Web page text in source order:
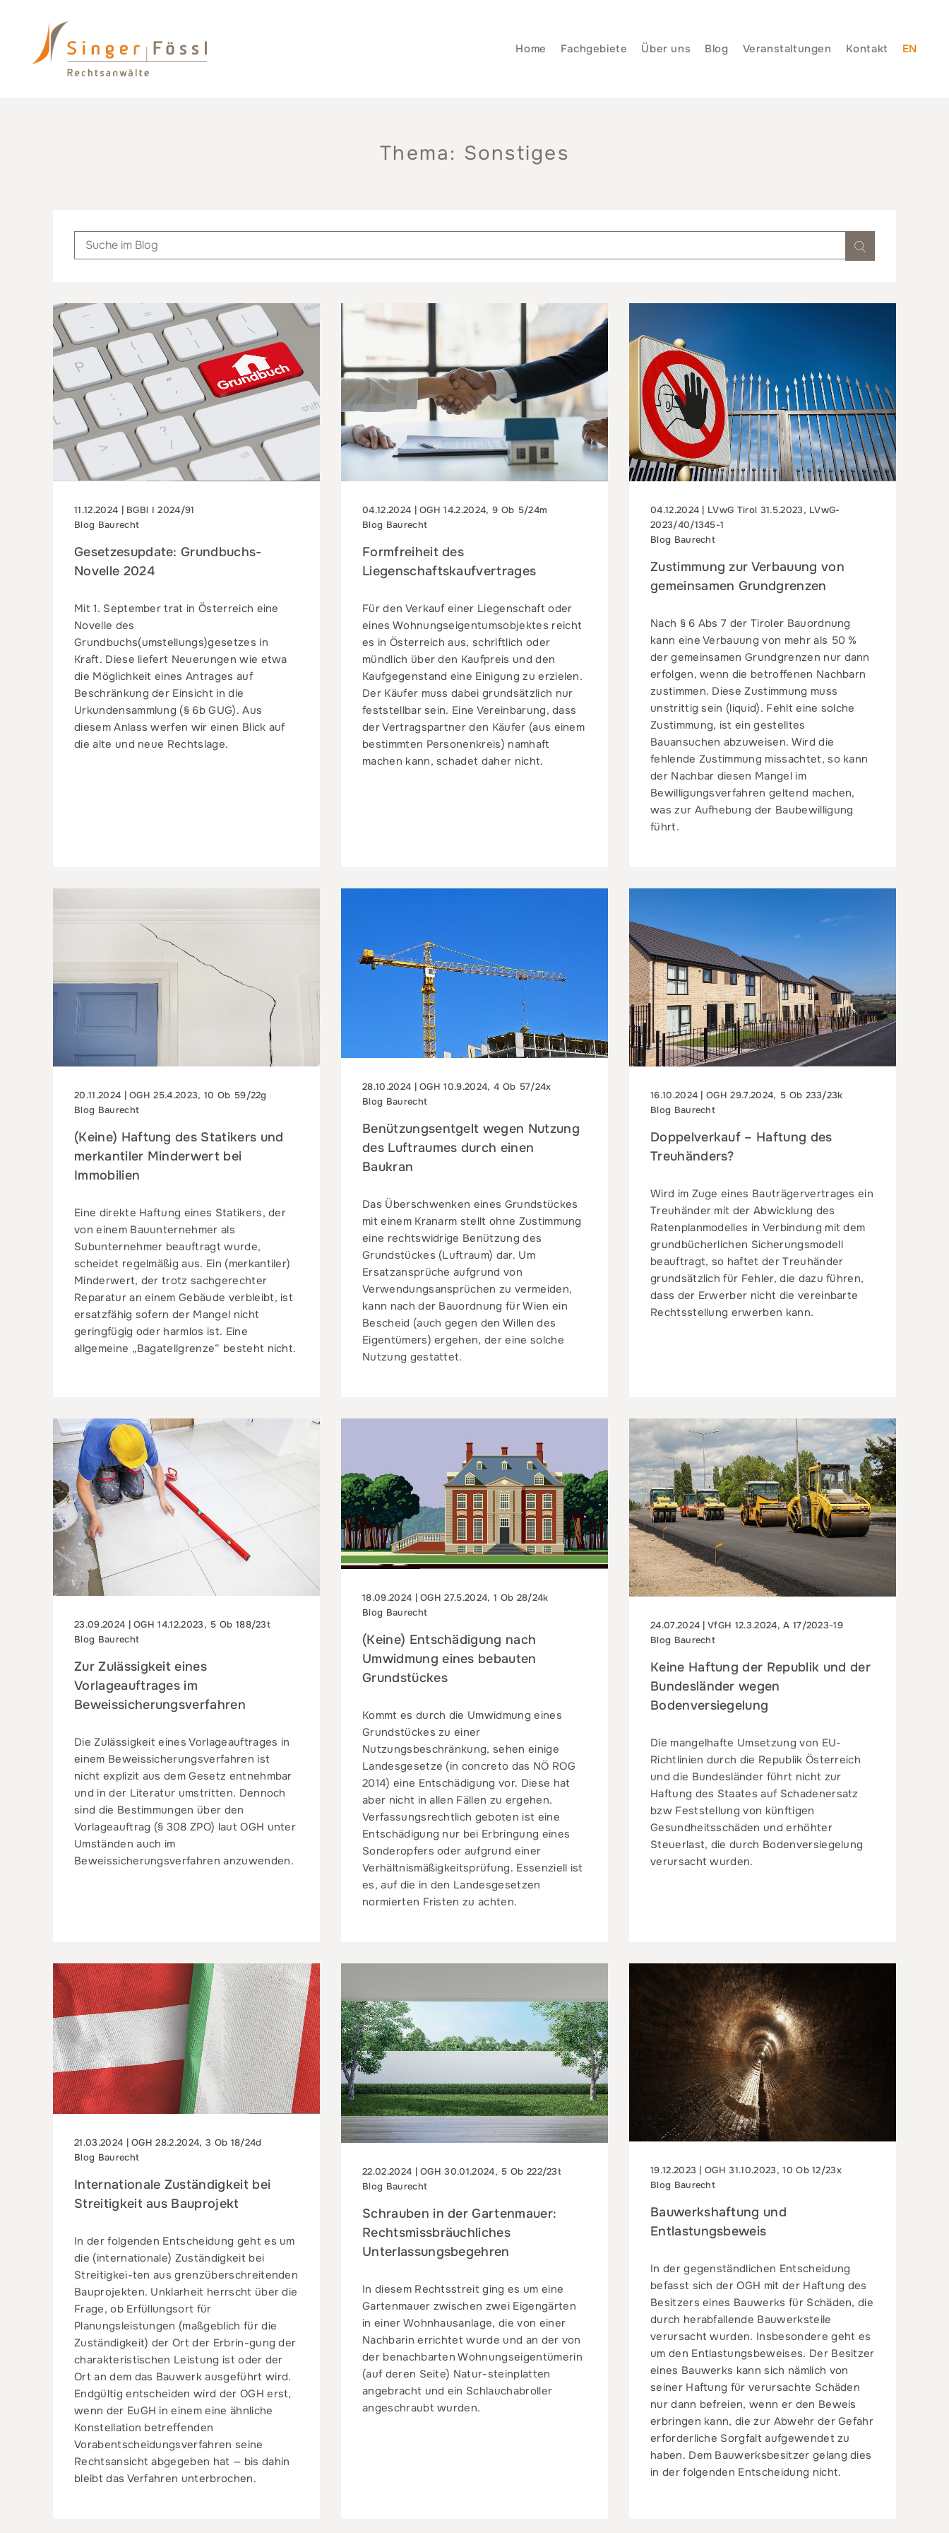
Home Fachgebiete Über uns Blog Veranstaltungen Kontakt EN
Thema: Sonstiges
11.12.2024 | BGBl I 2024/91
Blog Baurecht
Gesetzesupdate: Grundbuchs-
Novelle 2024
Mit 1. September trat in Österreich eine
Novelle des
Grundbuchs(umstellungs)gesetzes in
Kraft. Diese liefert Neuerungen wie etwa
die Möglichkeit eines Antrages auf
Beschränkung der Einsicht in die
Urkundensammlung (§ 6b GUG). Aus
diesem Anlass werfen wir einen Blick auf
die alte und neue Rechtslage.
04.12.2024 | OGH 14.2.2024, 9 Ob 5/24m
Blog Baurecht
Formfreiheit des
Liegenschaftskaufvertrages
Für den Verkauf einer Liegenschaft oder
eines Wohnungseigentumsobjektes reicht
es in Österreich aus, schriftlich oder
mündlich über den Kaufpreis und den
Kaufgegenstand eine Einigung zu erzielen.
Der Käufer muss dabei grundsätzlich nur
feststellbar sein. Eine Vereinbarung, dass
der Vertragspartner den Käufer (aus einem
bestimmten Personenkreis) namhaft
machen kann, schadet daher nicht.
04.12.2024 | LVwG Tirol 31.5.2023, LVwG-
2023/40/1345-1
Blog Baurecht
Zustimmung zur Verbauung von
gemeinsamen Grundgrenzen
Nach § 6 Abs 7 der Tiroler Bauordnung
kann eine Verbauung von mehr als 50 %
der gemeinsamen Grundgrenzen nur dann
erfolgen, wenn die betroffenen Nachbarn
zustimmen. Diese Zustimmung muss
unstrittig sein (liquid). Fehlt eine solche
Zustimmung, ist ein gestelltes
Bauansuchen abzuweisen. Wird die
fehlende Zustimmung missachtet, so kann
der Nachbar diesen Mangel im
Bewilligungsverfahren geltend machen,
was zur Aufhebung der Baubewilligung
führt.
20.11.2024 | OGH 25.4.2023, 10 Ob 59/22g
Blog Baurecht
(Keine) Haftung des Statikers und
merkantiler Minderwert bei
Immobilien
Eine direkte Haftung eines Statikers, der
von einem Bauunternehmer als
Subunternehmer beauftragt wurde,
scheidet regelmäßig aus. Ein (merkantiler)
Minderwert, der trotz sachgerechter
Reparatur an einem Gebäude verbleibt, ist
ersatzfähig sofern der Mangel nicht
geringfügig oder harmlos ist. Eine
allgemeine „Bagatellgrenze“ besteht nicht.
28.10.2024 | OGH 10.9.2024, 4 Ob 57/24x
Blog Baurecht
Benützungsentgelt wegen Nutzung
des Luftraumes durch einen
Baukran
Das Überschwenken eines Grundstückes
mit einem Kranarm stellt ohne Zustimmung
eine rechtswidrige Benützung des
Grundstückes (Luftraum) dar. Um
Ersatzansprüche aufgrund von
Verwendungsansprüchen zu vermeiden,
kann nach der Bauordnung für Wien ein
Bescheid (auch gegen den Willen des
Eigentümers) ergehen, der eine solche
Nutzung gestattet.
16.10.2024 | OGH 29.7.2024, 5 Ob 233/23k
Blog Baurecht
Doppelverkauf – Haftung des
Treuhänders?
Wird im Zuge eines Bauträgervertrages ein
Treuhänder mit der Abwicklung des
Ratenplanmodelles in Verbindung mit dem
grundbücherlichen Sicherungsmodell
beauftragt, so haftet der Treuhänder
grundsätzlich für Fehler, die dazu führen,
dass der Erwerber nicht die vereinbarte
Rechtsstellung erwerben kann.
23.09.2024 | OGH 14.12.2023, 5 Ob 188/23t
Blog Baurecht
Zur Zulässigkeit eines
Vorlageauftrages im
Beweissicherungsverfahren
Die Zulässigkeit eines Vorlageauftrages in
einem Beweissicherungsverfahren ist
nicht explizit aus dem Gesetz entnehmbar
und in der Literatur umstritten. Dennoch
sind die Bestimmungen über den
Vorlageauftrag (§ 308 ZPO) laut OGH unter
Umständen auch im
Beweissicherungsverfahren anzuwenden.
18.09.2024 | OGH 27.5.2024, 1 Ob 28/24k
Blog Baurecht
(Keine) Entschädigung nach
Umwidmung eines bebauten
Grundstückes
Kommt es durch die Umwidmung eines
Grundstückes zu einer
Nutzungsbeschränkung, sehen einige
Landesgesetze (in concreto das NÖ ROG
2014) eine Entschädigung vor. Diese hat
aber nicht in allen Fällen zu ergehen.
Verfassungsrechtlich geboten ist eine
Entschädigung nur bei Erbringung eines
Sonderopfers oder aufgrund einer
Verhältnismäßigkeitsprüfung. Essenziell ist
es, auf die in den Landesgesetzen
normierten Fristen zu achten.
24.07.2024 | VfGH 12.3.2024, A 17/2023-19
Blog Baurecht
Keine Haftung der Republik und der
Bundesländer wegen
Bodenversiegelung
Die mangelhafte Umsetzung von EU-
Richtlinien durch die Republik Österreich
und die Bundesländer führt nicht zur
Haftung des Staates auf Schadenersatz
bzw Feststellung von künftigen
Gesundheitsschäden und erhöhter
Steuerlast, die durch Bodenversiegelung
verursacht wurden.
21.03.2024 | OGH 28.2.2024, 3 Ob 18/24d
Blog Baurecht
Internationale Zuständigkeit bei
Streitigkeit aus Bauprojekt
In der folgenden Entscheidung geht es um
die (internationale) Zuständigkeit bei
Streitigkei-ten aus grenzüberschreitenden
Bauprojekten. Unklarheit herrscht über die
Frage, ob Erfüllungsort für
Planungsleistungen (maßgeblich für die
Zuständigkeit) der Ort der Erbrin-gung der
charakteristischen Leistung ist oder der
Ort an dem das Bauwerk ausgeführt wird.
Endgültig entscheiden wird der OGH erst,
wenn der EuGH in einem eine ähnliche
Konstellation betreffenden
Vorabentscheidungsverfahren seine
Rechtsansicht abgegeben hat — bis dahin
bleibt das Verfahren unterbrochen.
22.02.2024 | OGH 30.01.2024, 5 Ob 222/23t
Blog Baurecht
Schrauben in der Gartenmauer:
Rechtsmissbräuchliches
Unterlassungsbegehren
In diesem Rechtsstreit ging es um eine
Gartenmauer zwischen zwei Eigengärten
in einer Wohnhausanlage, die von einer
Nachbarin errichtet wurde und an der von
der benachbarten Wohnungseigentümerin
(auf deren Seite) Natur-steinplatten
angebracht und ein Schlauchabroller
angeschraubt wurden.
19.12.2023 | OGH 31.10.2023, 10 Ob 12/23x
Blog Baurecht
Bauwerkshaftung und
Entlastungsbeweis
In der gegenständlichen Entscheidung
befasst sich der OGH mit der Haftung des
Besitzers eines Bauwerks für Schäden, die
durch herabfallende Bauwerksteile
verursacht wurden. Insbesondere geht es
um den Entlastungsbeweises. Der Besitzer
eines Bauwerks kann sich nämlich von
seiner Haftung für verursachte Schäden
nur dann befreien, wenn er den Beweis
erbringen kann, die zur Abwehr der Gefahr
erforderliche Sorgfalt aufgewendet zu
haben. Dem Bauwerksbesitzer gelang dies
in der folgenden Entscheidung nicht.